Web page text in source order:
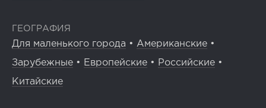
ГЕОГРАФИЯ
Для маленького города • Американские •
Зарубежные • Европейские • Российские •
Китайские